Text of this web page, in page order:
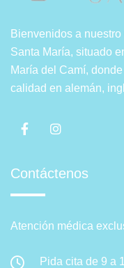
Bienvenidos a
Santa María, situado
María del Camí,
calidad en alemán,
Contáctenos
Atención médica
Pida cita de 9 a